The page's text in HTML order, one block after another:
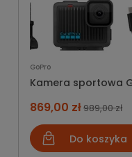
GoPro
Kamera sportowa
869,00 zł989,00 zł
Do koszyka